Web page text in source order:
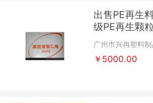
出售PE再生
级PE再生颗
州市新塘兴
广州市兴冉塑料
￥5000.00